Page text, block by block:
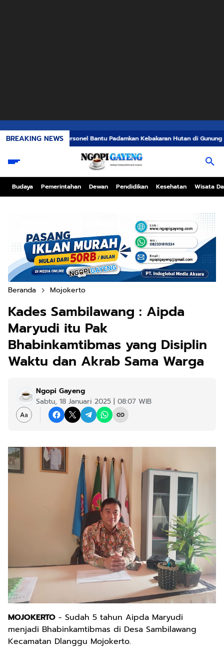
BREAKING NEWS
Personel Bantu Padamkan Kebakaran Hutan di Gunung Bromo
Budaya Pemerintahan Dewan Pendidikan Kesehatan Wisata
Beranda Mojokerto
Kades Sambilawang : Aipda
Maryudi itu Pak
Bhabinkamtibmas yang Disiplin
Waktu dan Akrab Sama Warga
Ngopi Gayeng
Sabtu, 18 Januari 2025 | 08:07 WIB
MOJOKERTO - Sudah 5 tahun Aipda Maryudi
menjadi Bhabinkamtibmas di Desa Sambilawang
Kecamatan Dlanggu Mojokerto.